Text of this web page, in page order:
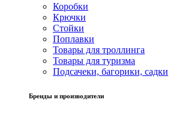
Коробки
Крючки
Стойки
Поплавки
Товары для троллинга
Товары для туризма
Подсачеки, багорики, садки
Бренды и производители